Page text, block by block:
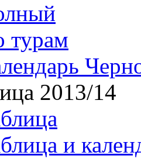
турам
2013/14
и